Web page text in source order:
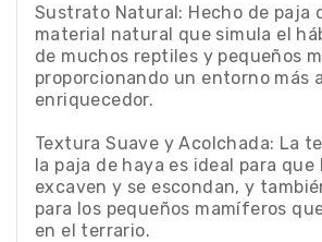
Sustrato Natural: Hecho de paja
material natural que simula el
de muchos reptiles y pequeños
proporcionando un entorno más
enriquecedor.
Textura Suave y Acolchada: La
la paja de haya es ideal para que
excaven y se escondan, y
para los pequeños mamíferos
en el terrario.